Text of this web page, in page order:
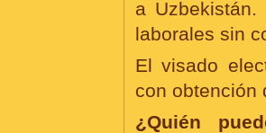
a
laborales sin
El visado
con obtención
¿Quién